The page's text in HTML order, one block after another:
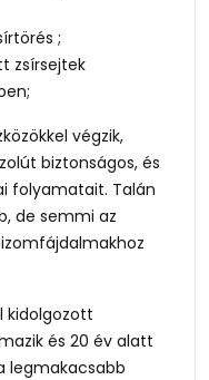
;
zsírsejtek
végzik,
biztonságos, és
folyamatait. Talán
de semmi az
kidolgozott
és 20 év alatt
legmakacsabb